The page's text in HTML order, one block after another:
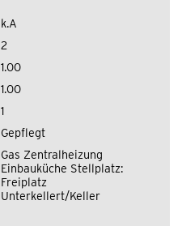
k.A
2
1.00
1.00
1
Gepflegt
Gas Zentralheizung
Einbauküche Stellplatz:
Freiplatz
Unterkellert/Keller